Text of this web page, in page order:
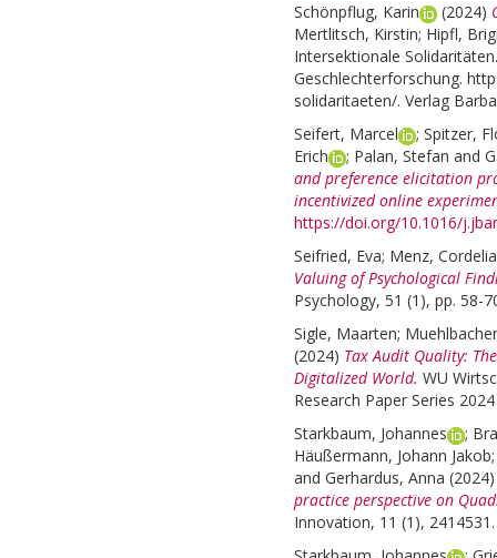
Schönpflug, Karin
(2024)
Mertlitsch, Kirstin; Hipfl,
Intersektionale
Geschlechterforschung.
solidaritaeten/. Verlag
Seifert, Marcel
; Spitzer,
Erich
; Palan, Stefan and
and preference elicitation
incentivized online
https://doi.org/10.1016/
Seifried, Eva; Menz, Cordelia
Valuing of Psychological
Psychology, 51 (1), pp. 58-
Sigle, Maarten;
(2024) Tax Audit Quality:
Digitalized World. WU
Research Paper Series
Starkbaum, Johannes
;
Häußermann, Johann Jakob
and Gerhardus, Anna
practice perspective on
Innovation, 11 (1),